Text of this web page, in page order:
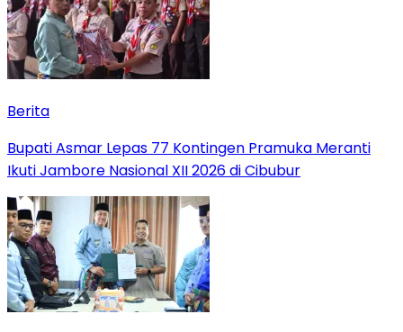
Berita
Bupati Asmar Lepas 77 Kontingen Pramuka Meranti
Ikuti Jambore Nasional XII 2026 di Cibubur